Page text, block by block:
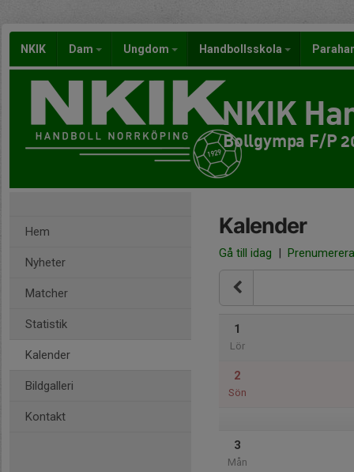
NKIK Dam Ungdom Handbollsskola
NKIK
Bollgympa F/P
Hem
Nyheter
Matcher
Statistik
Kalender
Bildgalleri
Kontakt
Kalender
Gå till idag | Prenumerera
1
Lör
2
Sön
3
Mån